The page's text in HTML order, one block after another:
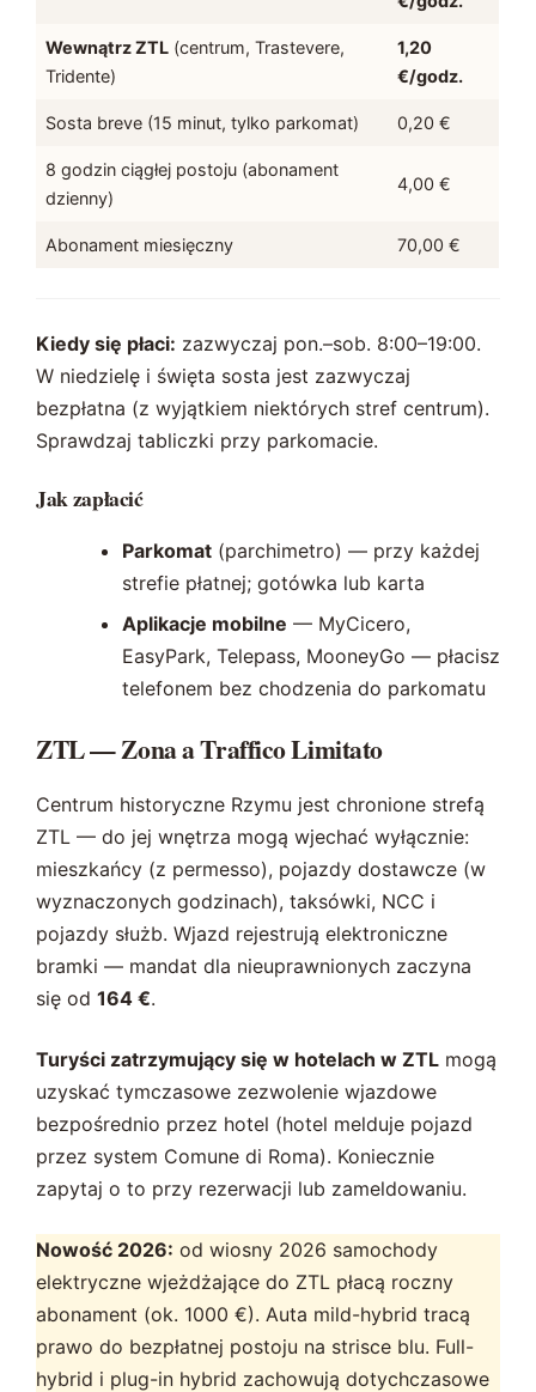
Wewnątrz ZTL (centrum, Trastevere,
Tridente)
1,20
€/godz.
Sosta breve (15 minut, tylko parkomat) 0,20 €
8 godzin ciągłej postoju (abonament
dzienny)
4,00 €
Abonament miesięczny 70,00 €
Kiedy się płaci: zazwyczaj pon.–sob. 8:00–19:00.
W niedzielę i święta sosta jest zazwyczaj
bezpłatna (z wyjątkiem niektórych stref centrum).
Sprawdzaj tabliczki przy parkomacie.
Jak zapłacić
Parkomat (parchimetro) — przy każdej
strefie płatnej; gotówka lub karta
Aplikacje mobilne — MyCicero,
EasyPark, Telepass, MooneyGo — płacisz
telefonem bez chodzenia do parkomatu
ZTL — Zona a Traffico Limitato
Centrum historyczne Rzymu jest chronione strefą
ZTL — do jej wnętrza mogą wjechać wyłącznie:
mieszkańcy (z permesso), pojazdy dostawcze (w
wyznaczonych godzinach), taksówki, NCC i
pojazdy służb. Wjazd rejestrują elektroniczne
bramki — mandat dla nieuprawnionych zaczyna
się od 164 €.
Turyści zatrzymujący się w hotelach w ZTL mogą
uzyskać tymczasowe zezwolenie wjazdowe
bezpośrednio przez hotel (hotel melduje pojazd
przez system Comune di Roma). Koniecznie
zapytaj o to przy rezerwacji lub zameldowaniu.
Nowość 2026: od wiosny 2026 samochody
elektryczne wjeżdżające do ZTL płacą roczny
abonament (ok. 1000 €). Auta mild-hybrid tracą
prawo do bezpłatnej postoju na strisce blu. Full-
hybrid i plug-in hybrid zachowują dotychczasowe